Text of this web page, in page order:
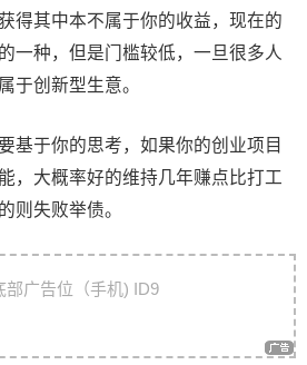
得其中本不属于你的收益，现在的
一种，但是门槛较低，一旦很多人
于创新型生意。
于你的思考，如果你的创业项目
，大概率好的维持几年赚点比打工
则失败举债。
部广告位（手机) ID9